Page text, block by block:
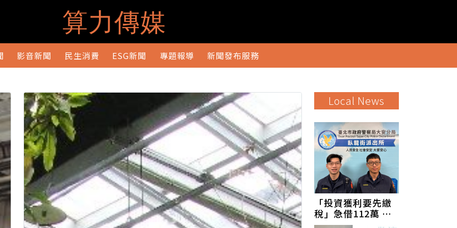
算力傳媒
影音新聞 民生消費 ESG新聞 專題報導 新聞發布服務
Local News
「投資獲利要先繳
稅」急借112萬 大
安警攔阻守住荷包